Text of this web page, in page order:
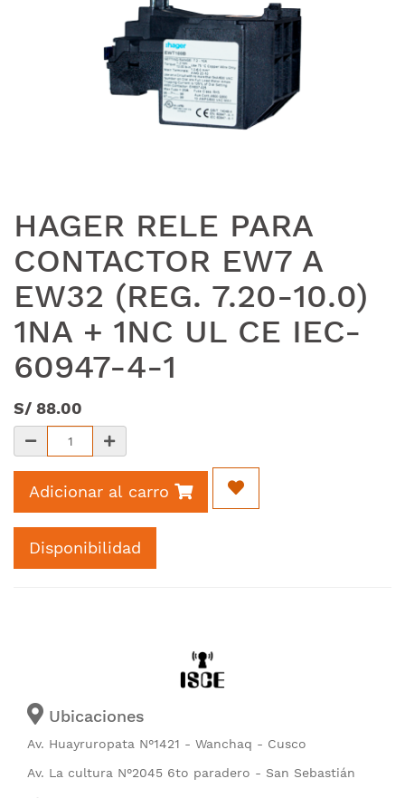
HAGER RELE PARA
CONTACTOR EW7 A
EW32 (REG. 7.20-10.0)
1NA + 1NC UL CE IEC-
60947-4-1
S/ 88.00
Adicionar al carro
Disponibilidad
Ubicaciones
Av. Huayruropata N°1421 - Wanchaq - Cusco
Av. La cultura N°2045 6to paradero - San Sebastián